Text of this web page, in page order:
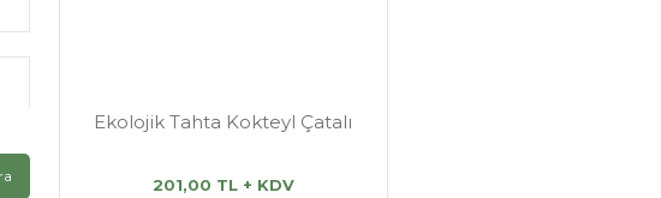
Ekolojik Tahta Kokteyl Çatalı
201,00 TL + KDV